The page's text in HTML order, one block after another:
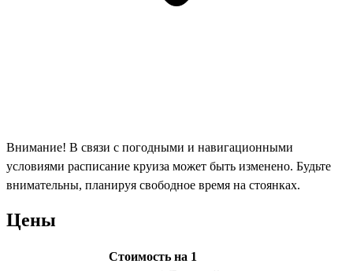
Внимание! В связи с погодными и навигационными
условиями расписание круиза может быть изменено. Будьте
внимательны, планируя свободное время на стоянках.
Цены
Стоимость на 1